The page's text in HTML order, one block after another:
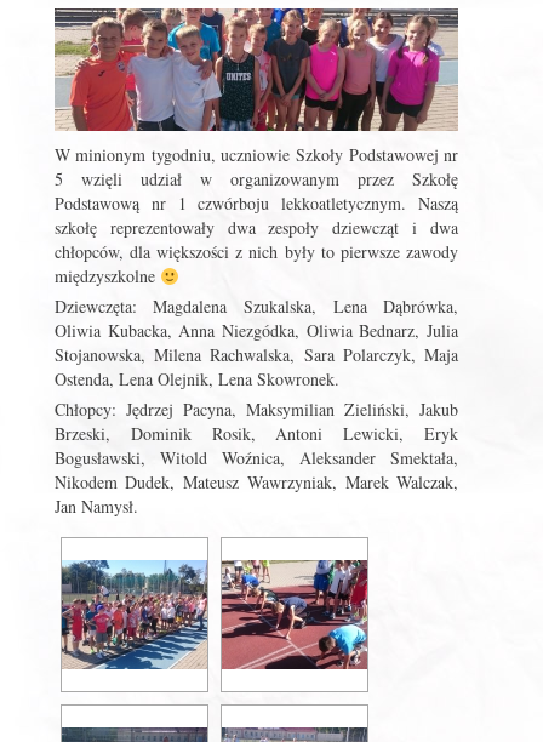
W minionym tygodniu, uczniowie Szkoły Podstawowej nr
5 wzięli udział w organizowanym przez Szkołę
Podstawową nr 1 czwórboju lekkoatletycznym. Naszą
szkołę reprezentowały dwa zespoły dziewcząt i dwa
chłopców, dla większości z nich były to pierwsze zawody
międzyszkolne
Dziewczęta: Magdalena Szukalska, Lena Dąbrówka,
Oliwia Kubacka, Anna Niezgódka, Oliwia Bednarz, Julia
Stojanowska, Milena Rachwalska, Sara Polarczyk, Maja
Ostenda, Lena Olejnik, Lena Skowronek.
Chłopcy: Jędrzej Pacyna, Maksymilian Zieliński, Jakub
Brzeski, Dominik Rosik, Antoni Lewicki, Eryk
Bogusławski, Witold Woźnica, Aleksander Smektała,
Nikodem Dudek, Mateusz Wawrzyniak, Marek Walczak,
Jan Namysł.